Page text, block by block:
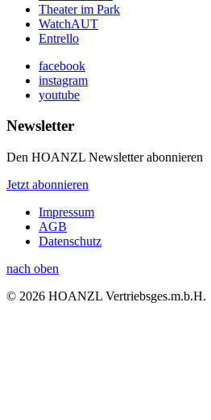
Theater im Park
WatchAUT
Entrello
facebook
instagram
youtube
Newsletter
Den HOANZL Newsletter abonnieren
Jetzt abonnieren
Impressum
AGB
Datenschutz
nach oben
© 2026 HOANZL Vertriebsges.m.b.H.